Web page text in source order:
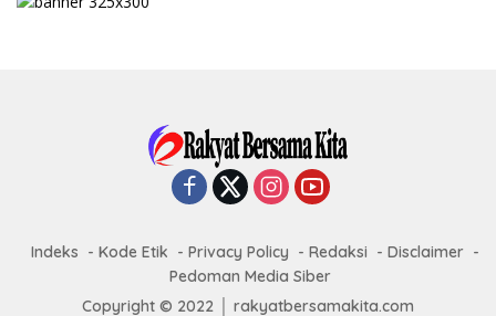
Indeks Kode Etik Privacy Policy Redaksi
Disclaimer
Pedoman Media Siber
Copyright © 2022 │ rakyatbersamakita.com